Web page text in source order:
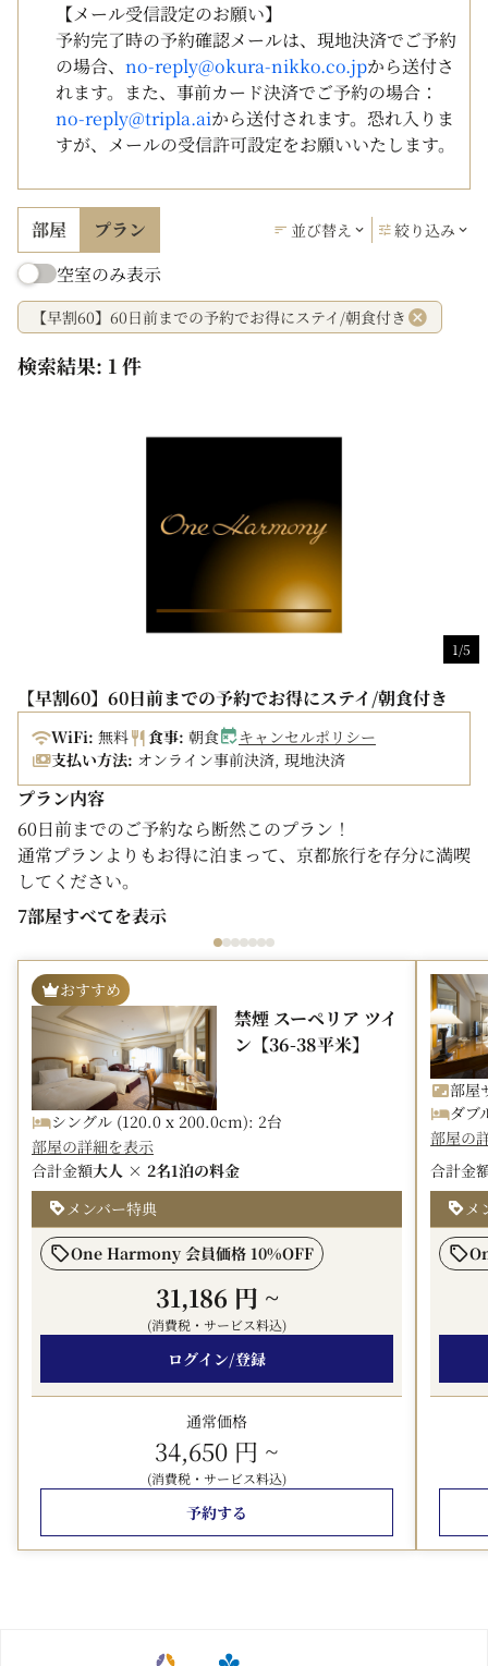
【メール受信設定のお願い】
予約完了時の予約確認メールは、現地決済でご予約
の場合、 no-reply@okura-nikko.co.jpから送付さ
れます。また、事前カード決済でご予約の場合：
no-reply@tripla.aiから送付されます。恐れ入りま
すが、メールの受信許可設定をお願いいたします。
部屋 プラン 並び替え 絞り込み
空室のみ表示
【早割60】60日前までの予約でお得にステイ/朝食付き
検索結果: 1 件
1/5
【早割60】60日前までの予約でお得にステイ/朝食付き
WiFi: 無料 食事: 朝食
キャンセルポリシー
支払い方法: オンライン事前決済, 現地決済
プラン内容
60日前までのご予約なら断然このプラン！
通常プランよりもお得に泊まって、京都旅行を存分に満喫
してください。
～自慢のバスルーム～
広々とした洗い場付きバスルームは、お客様からも好評で
当ホテル自慢のバスルームです。蛇口から出る水は、地下
から汲み上げた天然水。
京都散策を楽しんだあとは、ぜひ当ホテル自慢のバスルー
ムで心身共に旅の疲れを癒してください。
■ご朝食のご案内■（ご利用時間 7:00～10:00）
2店舗からお選びいただけます。
※メニュー内容・営業時間・提供場所につきましては、
予告なく変更する場合がございます。
◎洋朝食ブッフェ 1階 カフェ＆ダイニング 「アンバ
ーコート」
新鮮な食材を、素材を活かした技法とフレンチのエスプ
リを加え仕上げた料理はシェフの自信作。
やディナーで人気の料理もラインナップしています。
◎和朝食 2階 日本料理 「嵯峨野」
京都の契約農家さんから仕入れた、こだわりの野菜や季
節の素材を丁寧に味付けした焚合せや小鉢、
京の鶏卵を使用し職人技で巻き上げた出汁巻玉子や焼魚
など、京の朝を彩る嵯峨野の朝食です。
7部屋すべてを表示
おすすめ
禁煙 スーペリア ツイ
ン【36-38平米】
シングル (120.0 x 200.0cm): 2台
部屋の詳細を表示
合計金額大人 × 2名1泊の料金
メンバー特典
One Harmony 会員価格 10%OFF
31,186 円 ~
(消費税・サービス料込)
ログイン/登録
通常価格
34,650 円 ~
(消費税・サービス料込)
予約する
部屋
ダブ
部屋の
合計金
メ